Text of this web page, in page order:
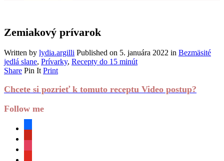
Zemiakový prívarok
Written by lydia.argilli Published on 5. januára 2022 in Bezmäsité
jedlá slane, Prívarky, Recepty do 15 minút
Share Pin It Print
Chcete si pozrieť k tomuto receptu Video postup?
Follow me